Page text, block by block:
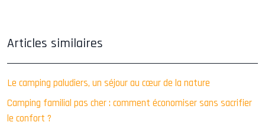
Articles similaires
Le camping paludiers, un séjour au cœur de la nature
Camping familial pas cher : comment économiser sans sacrifier
le confort ?